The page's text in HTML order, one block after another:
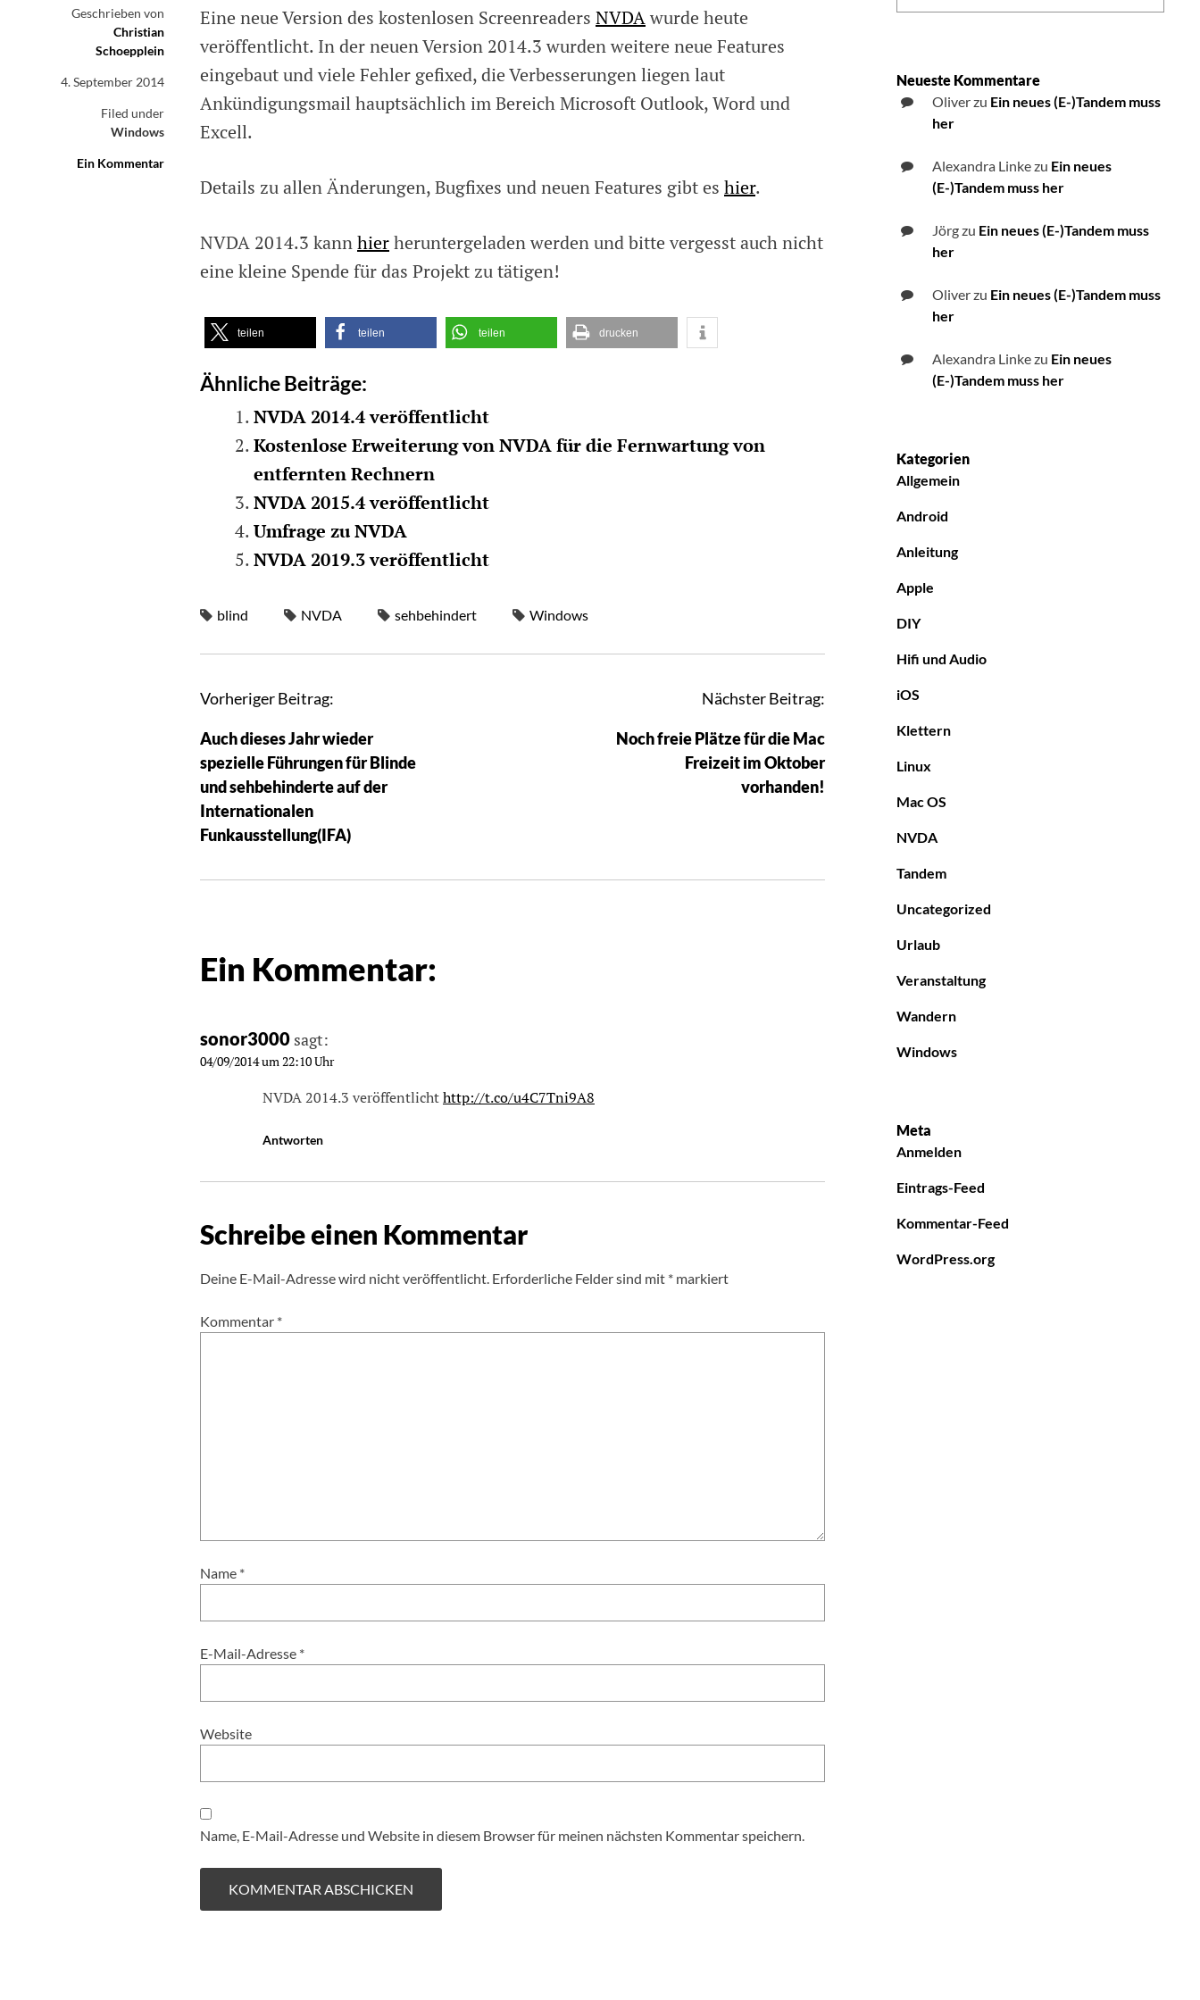
Geschrieben von
Christian
Schoepplein
4. September 2014
Filed under
Windows
Ein Kommentar
NVDA
Eine neue Version des kostenlosen Screenreaders NVDAwurde heute
veröffentlicht. In der neuen Version 2014.3 wurden weitere neue Features
eingebaut und viele Fehler gefixed, die Verbesserungen liegen laut
Ankündigungsmail hauptsächlich im Bereich Microsoft Outlook, Word und
Excell.
Details zu allen Änderungen, Bugfixes und neuen Features gibt es hier.
NVDA 2014.3 kannhierheruntergeladen werden und bitte vergesst auch nicht
eine kleine Spende für das Projekt zu tätigen!
teilen teilen teilen drucken
Ähnliche Beiträge:
NVDA 2014.4 veröffentlicht
Kostenlose Erweiterung von NVDA für die Fernwartung von
entfernten Rechnern
NVDA 2015.4 veröffentlicht
Umfrage zu NVDA
NVDA 2019.3 veröffentlicht
blind NVDA sehbehindert Windows
Vorheriger Beitrag:
Auch dieses Jahr wieder
spezielle Führungen für Blinde
und sehbehinderte auf der
Internationalen
Funkausstellung(IFA)
Nächster Beitrag:
Noch freie Plätze für die Mac
Freizeit im Oktober
vorhanden!
Ein Kommentar:
sonor3000 sagt:
04/09/2014 um 22:10 Uhr
NVDA 2014.3 veröffentlichthttp://t.co/u4C7Tni9A8
Antworten
Schreibe einen Kommentar
Deine E-Mail-Adresse wird nicht veröffentlicht. Erforderliche Felder sind mit * markiert
Kommentar *
Name *
E-Mail-Adresse *
Website
Name, E-Mail-Adresse und Website in diesem Browser für meinen nächsten Kommentar speichern.
Neueste Kommentare
Oliverzu Ein neues (E-)Tandem muss
her
Alexandra Linkezu Ein neues
(E-)Tandem muss her
Jörgzu Ein neues (E-)Tandem muss
her
Oliverzu Ein neues (E-)Tandem muss
her
Alexandra Linkezu Ein neues
(E-)Tandem muss her
Kategorien
Allgemein
Android
Anleitung
Apple
DIY
Hifi und Audio
iOS
Klettern
Linux
Mac OS
NVDA
Tandem
Uncategorized
Urlaub
Veranstaltung
Wandern
Windows
Meta
Anmelden
Eintrags-Feed
Kommentar-Feed
WordPress.org